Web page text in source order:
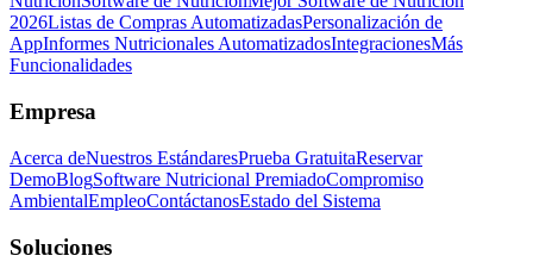
2026Listas de Compras AutomatizadasPersonalización de
AppInformes Nutricionales AutomatizadosIntegracionesMás
Funcionalidades
Empresa
Acerca deNuestros EstándaresPrueba GratuitaReservar
DemoBlogSoftware Nutricional PremiadoCompromiso
AmbientalEmpleoContáctanosEstado del Sistema
Soluciones